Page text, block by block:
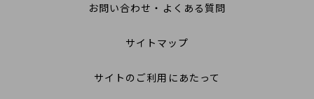
お問い合わせ・よくある質問
サイトマップ
サイトのご利用にあたって